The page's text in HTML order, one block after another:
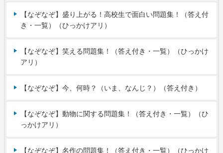
【なぞなぞ】盛り上がる！高校生で面白い問題集！（答え付
き・一覧）（ひっかけアリ）
【なぞなぞ】笑える問題集！（答え付き・一覧）（ひっかけ
アリ）
【なぞなぞ】今、何時？（いま、なんじ？）（答え付き）
【なぞなぞ】動物に関する問題集！（答え付き・一覧）（ひ
っかけアリ）
【なぞなぞ】名作の問題集！（答え付き・一覧）（ひっかけ